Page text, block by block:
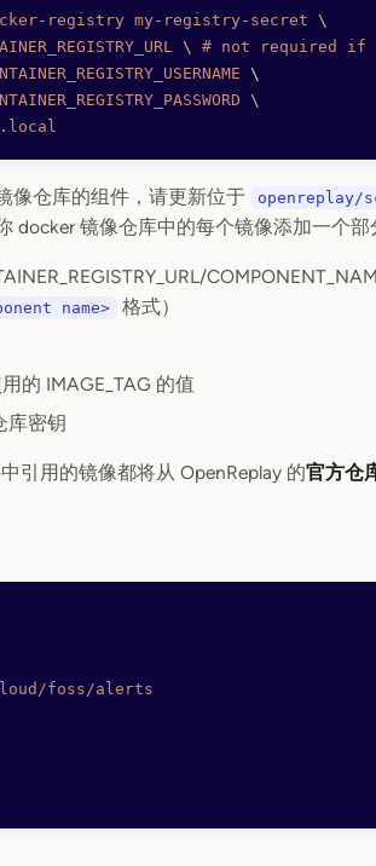
registry my-registry-secret \
\ # not required if
\
\
像仓库的组件，请更新位于 openreplay/
docker 镜像仓库中的每个镜像添加一个部
name> 格式）
的 IMAGE_TAG 的值
库密钥
引用的镜像都将从 OpenReplay 的官方仓
foss/alerts